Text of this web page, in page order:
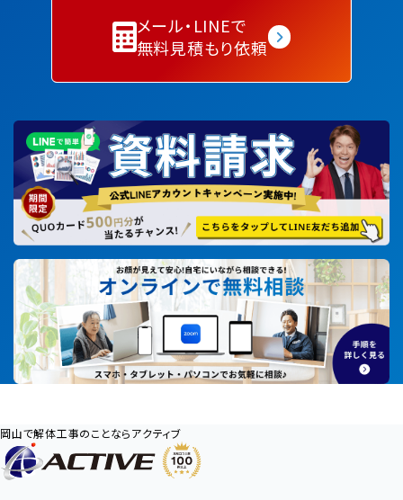
メール・LINEで
無料見積もり依頼
岡山で解体工事のことならアクティブ